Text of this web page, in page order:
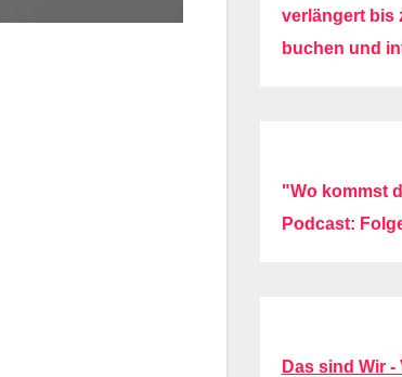
verlängert bis
buchen und
"Wo kommst
Podcast:
Das sind Wir